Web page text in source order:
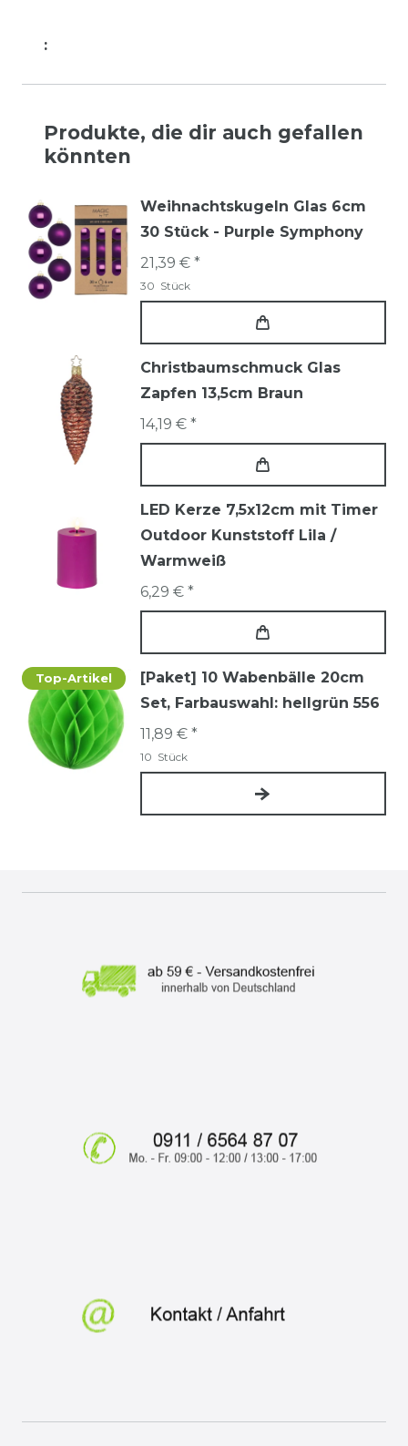
:
Produkte, die dir auch gefallen
könnten
Weihnachtskugeln Glas 6cm
30 Stück - Purple Symphony
21,39 € *
30 Stück
Christbaumschmuck Glas
Zapfen 13,5cm Braun
14,19 € *
LED Kerze 7,5x12cm mit Timer
Outdoor Kunststoff Lila /
Warmweiß
6,29 € *
Top-Artikel
[Paket] 10 Wabenbälle 20cm
Set, Farbauswahl: hellgrün 556
11,89 € *
10 Stück